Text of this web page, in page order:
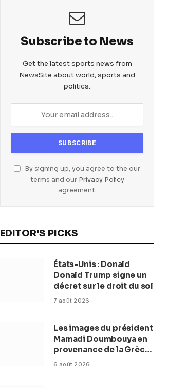
Subscribe to News
Get the latest sports news from
NewsSite about world, sports and
politics.
By signing up, you agree to the our
terms and our Privacy Policy
agreement.
EDITOR'S PICKS
États-Unis : Donald
Donald Trump signe un
décret sur le droit du sol
7 août 2026
Les images du président
Mamadi Doumbouya en
provenance de la Grèce
rassurent les Guinéens
6 août 2026